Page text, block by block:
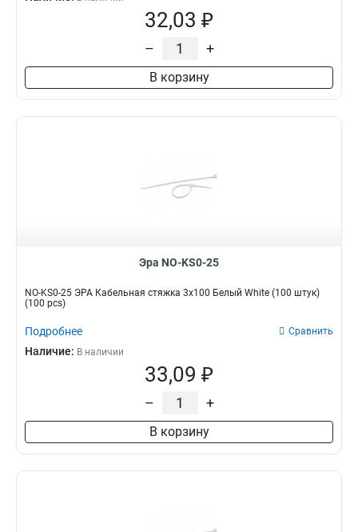
32,03 ₽
– +
В корзину
Эра NO-KS0-25
NO-KS0-25 ЭРА Кабельная стяжка 3х100 Белый White (100 штук)
(100 pcs)
Подробнее Сравнить
Наличие: В наличии
33,09 ₽
– +
В корзину